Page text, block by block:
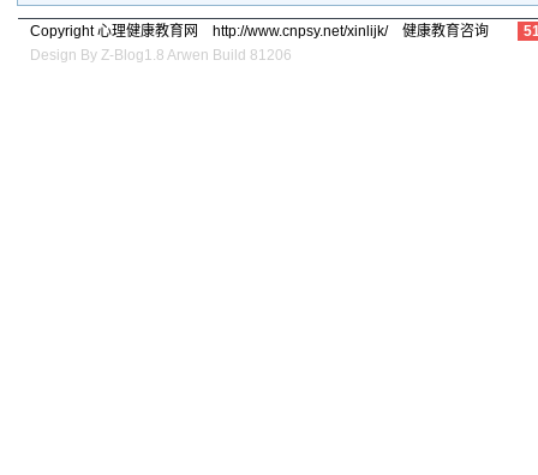
同事(1) 家庭(1) 学生(1) 外表(1) 内心(1) 角色(1) 心理困扰
精神(1) 健康教育案例 (1) 心理健康课件(1) 保健 (1)
心理健康教育教
怒火 (1) 克服孤独(1) 学会倾诉 (1)
Copyright 心理健康教育网 http://www.cnpsy.net/xinlijk/ 健康教育咨询
Design By Z-Blog1.8 Arwen Build 81206